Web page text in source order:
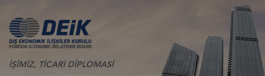
İŞİMİZ, TİCARİ DİPLOMASİ